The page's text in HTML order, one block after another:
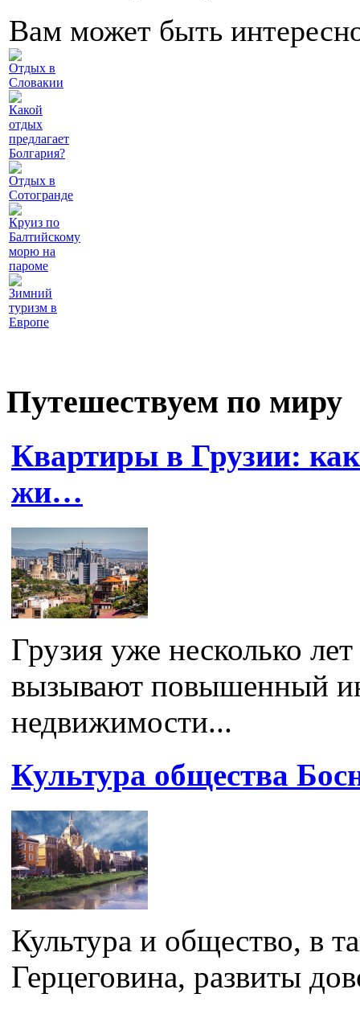
Вам может быть
Отдых в
Словакии
Какой
отдых
предлагает
Болгария?
Отдых в
Сотогранде
Круиз по
Балтийскому
морю на
пароме
Зимний
туризм в
Европе
Путешествуем по миру
Квартиры в Грузии:
жи…
Грузия уже несколько
вызывают повышенный
недвижимости...
Культура общества
Культура и общество, в
Герцеговина, развиты